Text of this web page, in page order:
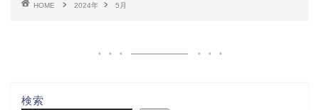
HOME 2024年 5月
検索